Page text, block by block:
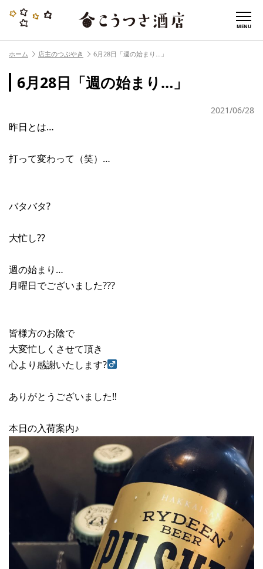
MENU
ホーム 店主のつぶやき 6月28日「週の始まり…」
6月28日「週の始まり…」
2021/06/28
昨日とは…
打って変わって（笑）…
バタバタ?
大忙し??
週の始まり…
月曜日でございました???
皆様方のお陰で
大変忙しくさせて頂き
心より感謝いたします?‍
ありがとうございました‼︎
本日の入荷案内♪